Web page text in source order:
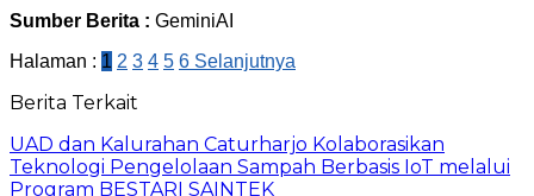
Sumber Berita : GeminiAI
Halaman : 1 2 3 4 5 6 Selanjutnya
Berita Terkait
UAD dan Kalurahan Caturharjo Kolaborasikan
Teknologi Pengelolaan Sampah Berbasis IoT melalui
Program BESTARI SAINTEK